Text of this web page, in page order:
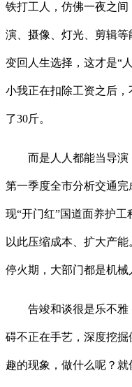
铁打工人，仿佛一夜之
演、摄像、灯光、剪辑等
变回人生选择，这才是“
小我正在扣除工资之后
了30斤。
而是人人都能当导演
第一季度全市分析交通完
现“开门红”国道面养护工
以此压缩成本、扩大产
停火期，大部门都是机械
告竣和谈很是乐不雅
碍不正在手艺，深度挖
趣的现象，做什么呢？就